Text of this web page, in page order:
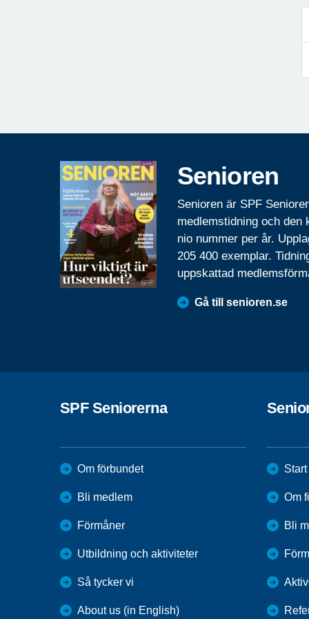
Senioren
Senioren är SPF
medlemstidning och den
nio nummer per år.
205 400 exemplar.
uppskattad
Gå till senioren.se
SPF Seniorerna
Om förbundet
Bli medlem
Förmåner
Utbildning och aktiviteter
Så tycker vi
About us (in English)
Start
Om
Bli